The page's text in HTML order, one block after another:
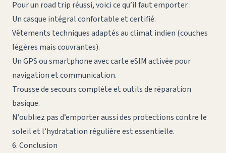
Pour un road trip réussi, voici ce qu’il faut emporter :
Un casque intégral confortable et certifié.
Vêtements techniques adaptés au climat indien (couches
légères mais couvrantes).
Un GPS ou smartphone avec carte eSIM activée pour
navigation et communication.
Trousse de secours complète et outils de réparation
basique.
N’oubliez pas d’emporter aussi des protections contre le
soleil et l’hydratation régulière est essentielle.
6. Conclusion